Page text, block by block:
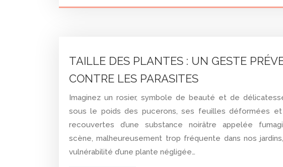
TAILLE DES PLANTES : UN GESTE
CONTRE LES PARASITES
Imaginez un rosier, symbole de beauté et de
sous le poids des pucerons, ses feuilles déformées et
recouvertes d’une substance noirâtre appelée
scène, malheureusement trop fréquente dans nos
vulnérabilité d’une plante négligée…